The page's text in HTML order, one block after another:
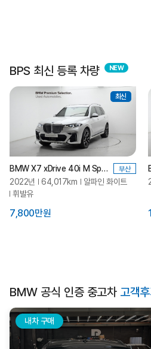
BPS 최신 등록 차량
최신
BMW X7 xDrive 40i M Spt_P2 부산
2022년 64,017km
알파인 화이트
휘발유
7,800만원
BMW 공식 인증 중고차 고객
내차 구매